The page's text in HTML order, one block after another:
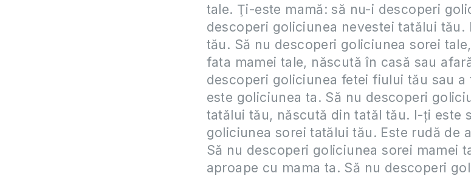
tale. Ţi-este mamă: să nu-i descoperi
descoperi goliciunea nevestei tatălui tău.
tău. Să nu descoperi goliciunea sorei
fata mamei tale, născută în casă sau
descoperi goliciunea fetei fiului tău sau a
este goliciunea ta. Să nu descoperi
tatălui tău, născută din tatăl tău. I-ţi este
goliciunea sorei tatălui tău. Este rudă de
Să nu descoperi goliciunea sorei mamei
aproape cu mama ta. Să nu descoperi